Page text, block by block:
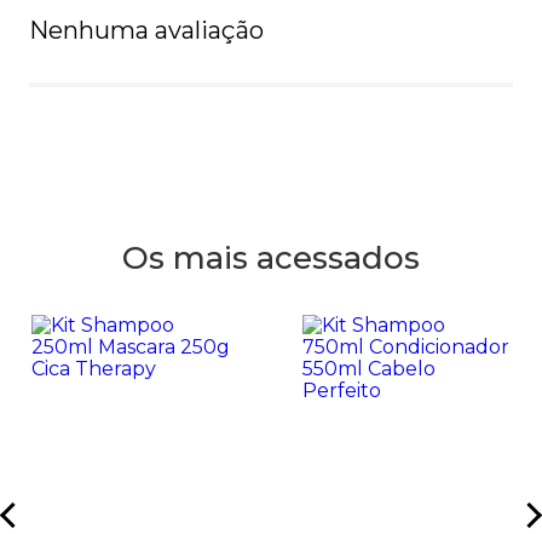
Nenhuma avaliação
Os mais acessados